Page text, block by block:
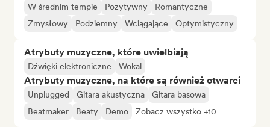
W średnim tempie
Pozytywny
Romantyczne
Zmysłowy
Podziemny Wciągające Optymistyczny
Atrybuty muzyczne, które uwielbiają
Dźwięki elektroniczne Wokal
Atrybuty muzyczne, na które są również otwarci
Unplugged Gitara akustyczna
Gitara basowa
Beatmaker
Beaty Demo Zobacz wszystko +10